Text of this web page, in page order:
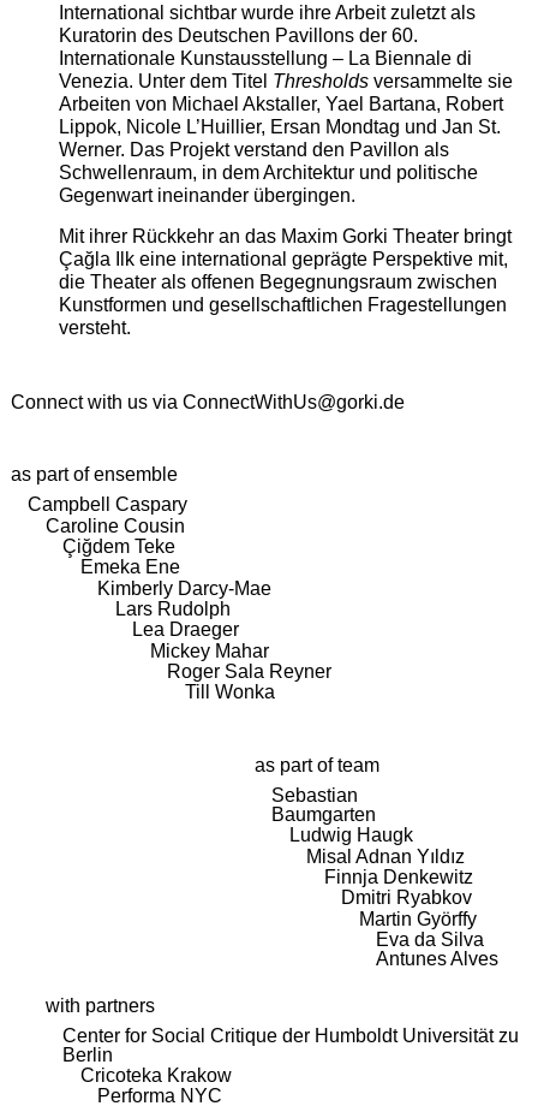
International sichtbar wurde ihre Arbeit zuletzt als
Kuratorin des Deutschen Pavillons der 60.
Internationale Kunstausstellung – La Biennale di
Venezia. Unter dem Titel Thresholdsversammelte sie
Arbeiten von Michael Akstaller, Yael Bartana, Robert
Lippok, Nicole L’Huillier, Ersan Mondtag und Jan St.
Werner. Das Projekt verstand den Pavillon als
Schwellenraum, in dem Architektur und politische
Gegenwart ineinander übergingen.
Mit ihrer Rückkehr an das Maxim Gorki Theater bringt
Çağla Ilk eine international geprägte Perspektive mit,
die Theater als offenen Begegnungsraum zwischen
Kunstformen und gesellschaftlichen Fragestellungen
versteht.
Connect with us via ConnectWithUs@gorki.de
as part of ensemble
Campbell Caspary
Caroline Cousin
Çiğdem Teke
Emeka Ene
Kimberly Darcy-Mae
Lars Rudolph
Lea Draeger
Mickey Mahar
Roger Sala Reyner
Till Wonka
as part of team
Sebastian
Baumgarten
Ludwig Haugk
Misal Adnan Yıldız
Finnja Denkewitz
Dmitri Ryabkov
Martin Györffy
Eva da Silva
Antunes Alves
with partners
Center for Social Critique der Humboldt Universität zu
Berlin
Cricoteka Krakow
Performa NYC